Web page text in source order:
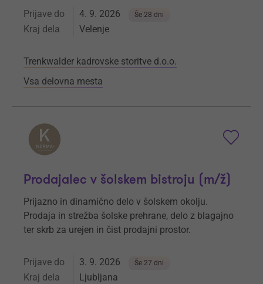
Prijave do 4. 9. 2026 Še 28 dni
Kraj dela Velenje
Trenkwalder kadrovske storitve d.o.o.
Vsa delovna mesta
Prodajalec v šolskem bistroju (m/ž)
Prijazno in dinamično delo v šolskem okolju.
Prodaja in strežba šolske prehrane, delo z blagajno
ter skrb za urejen in čist prodajni prostor.
Prijave do 3. 9. 2026 Še 27 dni
Kraj dela Ljubljana